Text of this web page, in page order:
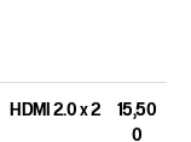
HDMI 2.0 x 2 15,50